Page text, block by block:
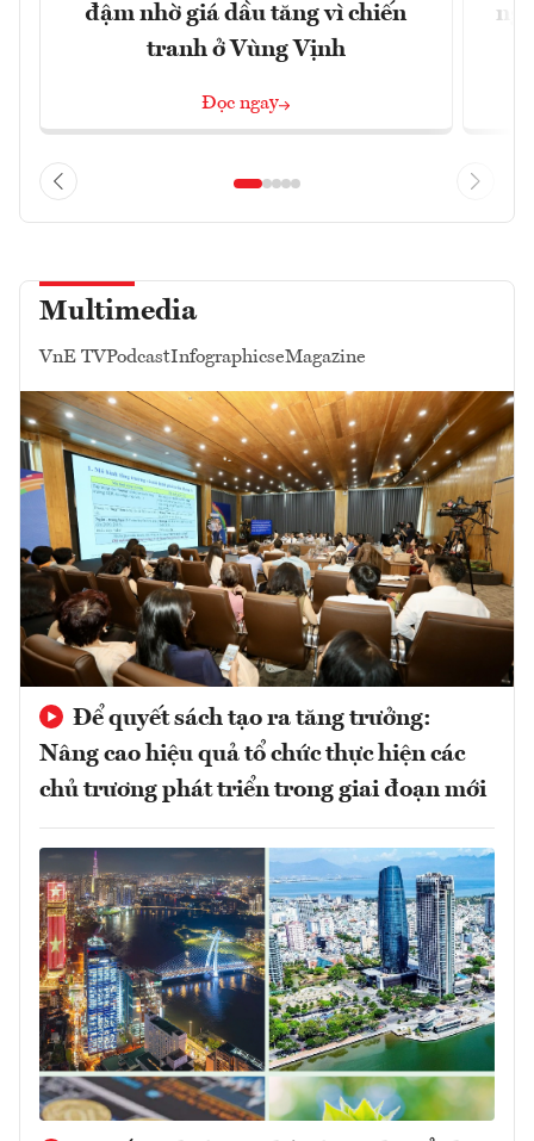
đậm nhờ giá dầu tăng vì chiến
tranh ở Vùng Vịnh
Đọc ngay
Multimedia
VnE TVPodcastInfographicseMagazine
Để quyết sách tạo ra tăng trưởng:
Nâng cao hiệu quả tổ chức thực hiện các
chủ trương phát triển trong giai đoạn mới